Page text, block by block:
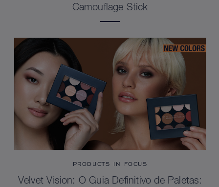
Camouflage Stick
PRODUCTS IN FOCUS
Velvet Vision: O Guia Definitivo de Paletas: